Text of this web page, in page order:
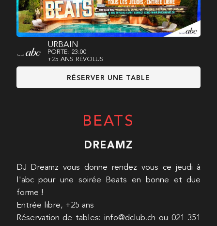
URBAIN
PORTE: 23:00
+25 ANS RÉVOLUS
RÉSERVER UNE TABLE
BEATS
DREAMZ
DJ Dreamz vous donne rendez vous ce jeudi à
l'abc pour une soirée Beats en bonne et due
forme !
Entrée libre, +25 ans
Réservation de tables: info@dclub.ch ou 021 351